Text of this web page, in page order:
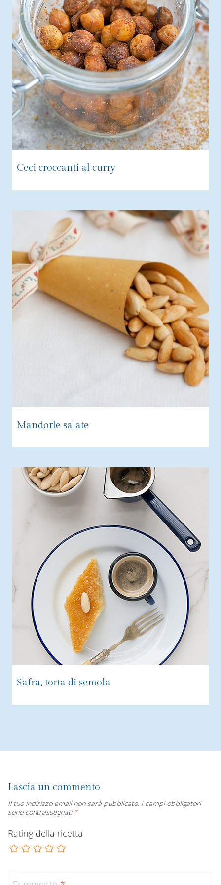
Ceci croccanti al curry
Mandorle salate
Safra, torta di semola
Lascia un commento
Il tuo indirizzo email non sarà pubblicato. I campi obbligatori
sono contrassegnati *
Rating della ricetta